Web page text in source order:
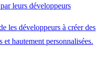
leurs développeurs
les développeurs à créer des
et hautement personnalisées.